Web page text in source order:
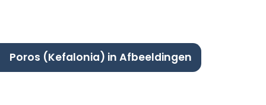
Poros (Kefalonia) in Afbeeldingen